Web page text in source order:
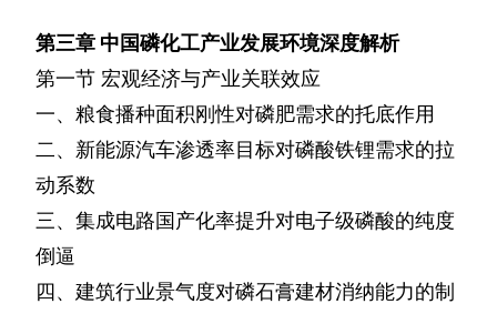
第三章 中国磷化工产业发展环境深度解析
第一节 宏观经济与产业关联效应
一、粮食播种面积刚性对磷肥需求的托底作用
二、新能源汽车渗透率目标对磷酸铁锂需求的拉
动系数
三、集成电路国产化率提升对电子级磷酸的纯度
倒逼
四、建筑行业景气度对磷石膏建材消纳能力的制